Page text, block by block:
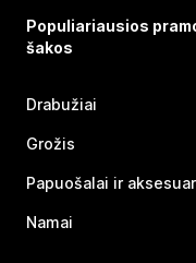
Populiariausios
šakos
Drabužiai
Grožis
Papuošalai ir
Namai